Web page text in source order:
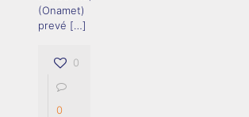
(Onamet)
prevé […]
0
0